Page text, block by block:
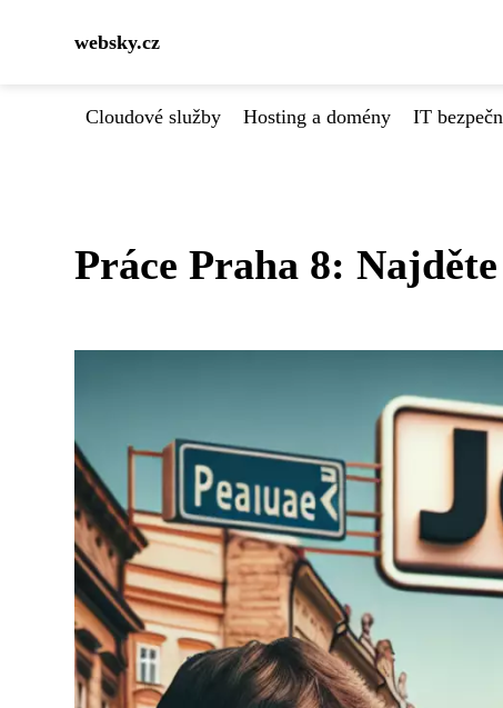
websky.cz
Cloudové služby Hosting a domény IT
Práce Praha 8: